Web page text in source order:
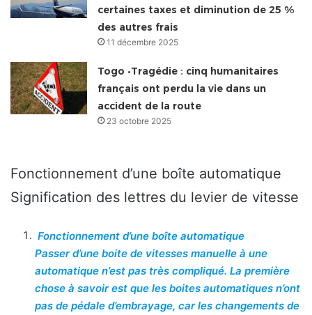
certaines taxes et diminution de 25 %
des autres frais
11 décembre 2025
Togo •Tragédie : cinq humanitaires
français ont perdu la vie dans un
accident de la route
23 octobre 2025
Fonctionnement d’une boîte automatique
Signification des lettres du levier de vitesse
Fonctionnement d’une boîte automatique
Passer d’une boite de vitesses manuelle à une
automatique n’est pas très compliqué. La première
chose à savoir est que les boites automatiques n’ont
pas de pédale d’embrayage, car les changements de